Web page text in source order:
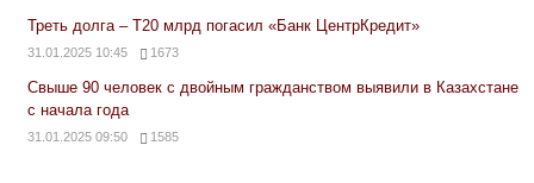
Треть долга – Т20 млрд погасил «Банк ЦентрКредит»
31.01.2025 10:45 1673
Свыше 90 человек с двойным гражданством выявили в Казахстане
с начала года
31.01.2025 09:50 1585